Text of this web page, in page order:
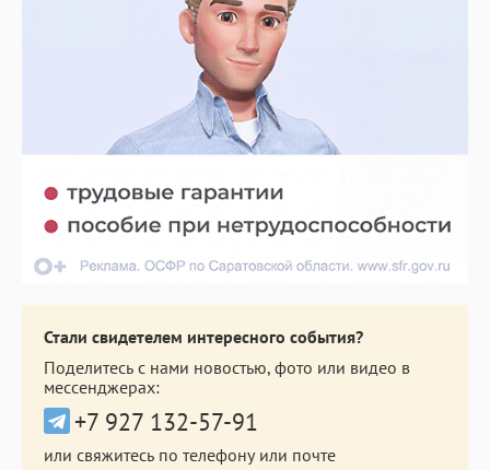
Стали свидетелем интересного события?
Поделитесь с нами новостью, фото или видео в
мессенджерах:
+7 927 132-57-91
или свяжитесь по телефону или почте